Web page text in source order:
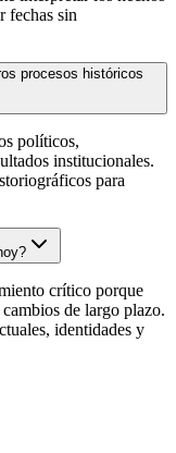
fechas sin
procesos históricos
políticos,
institucionales.
para
crítico porque
de largo plazo.
identidades y